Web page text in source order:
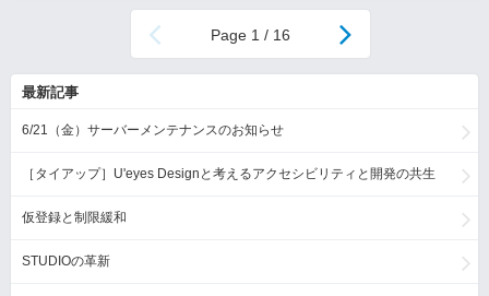
1 / 16
最新記事
6/21（金）サーバーメンテナンスのお知らせ
［タイアップ］U'eyes Designと考えるアクセシビリティと開発の共生
仮登録と制限緩和
STUDIOの革新